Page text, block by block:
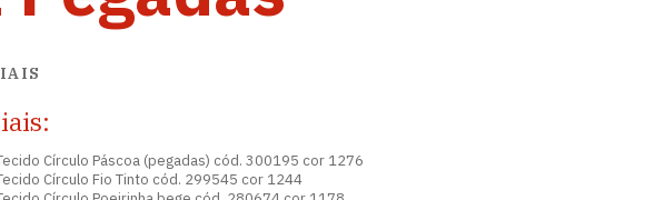
Círculo Páscoa (pegadas) cód. 300195 cor 1276
Círculo Fio Tinto cód. 299545 cor 1244